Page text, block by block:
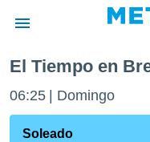
de
por
El Tiempo en
06:25 Domingo
Soleado